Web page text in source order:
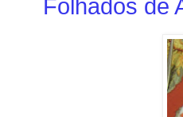
Folhados de